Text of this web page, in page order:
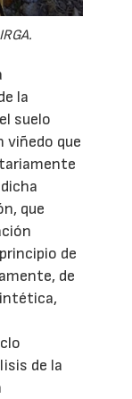
la
suelo
viñedo que
que
de
de
de la